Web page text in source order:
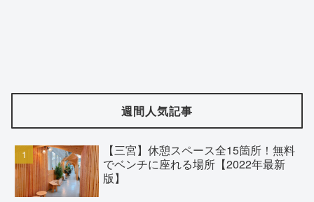
週間人気記事
【三宮】休憩スペース全15箇所！無料
でベンチに座れる場所【2022年最新
版】